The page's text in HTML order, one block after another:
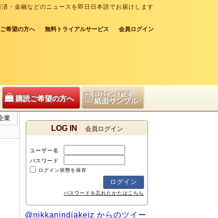
・金融などのニュースを即日日本語でお届けします
希望の方へ 無料トライアルサービス 会員ログイン
購読ご希望の方へ
日刊インド経済
紙面サンプル
業
LOG IN 会員ログイン
ユーザー名
パスワード
ログイン状態を保存
パスワードを忘れたかたはこちら
@nikkanindiakeiz からのツイー